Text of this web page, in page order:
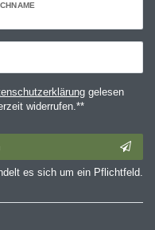
gelesen
widerrufen.**
es sich um ein Pflichtfeld.